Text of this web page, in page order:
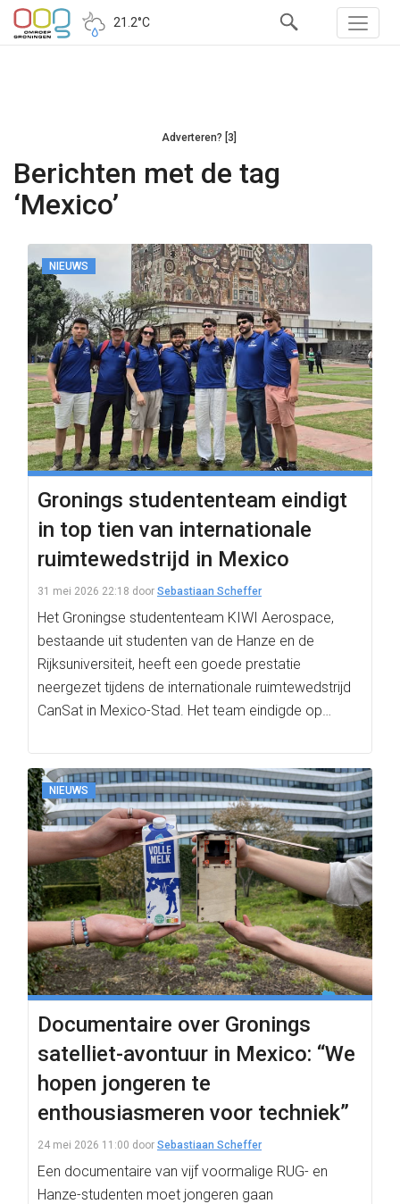
21.2°C
Adverteren? [3]
Berichten met de tag
‘Mexico’
NIEUWS
Gronings studententeam eindigt
in top tien van internationale
ruimtewedstrijd in Mexico
31 mei 2026 22:18 door Sebastiaan Scheffer
Het Groningse studententeam KIWI Aerospace,
bestaande uit studenten van de Hanze en de
Rijksuniversiteit, heeft een goede prestatie
neergezet tijdens de internationale ruimtewedstrijd
CanSat in Mexico-Stad. Het team eindigde op…
NIEUWS
Documentaire over Gronings
satelliet-avontuur in Mexico: “We
hopen jongeren te
enthousiasmeren voor techniek”
24 mei 2026 11:00 door Sebastiaan Scheffer
Een documentaire van vijf voormalige RUG- en
Hanze-studenten moet jongeren gaan